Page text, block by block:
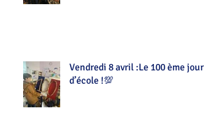
Vendredi 8 avril :Le 100 ème jour
d’école !💯